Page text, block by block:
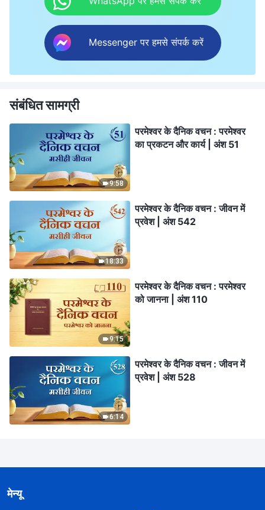
Messenger पर हमसे संपर्क करें
संबंधित सामग्री
9:58
परमेश्वर के दैनिक वचन : परमेश्वर
का प्रकटन और कार्य | अंश 51
18:33
परमेश्वर के दैनिक वचन : जीवन में
प्रवेश | अंश 542
9:15
परमेश्वर के दैनिक वचन : परमेश्वर
को जानना | अंश 110
6:14
परमेश्वर के दैनिक वचन : जीवन में
प्रवेश | अंश 528
मेन्यू